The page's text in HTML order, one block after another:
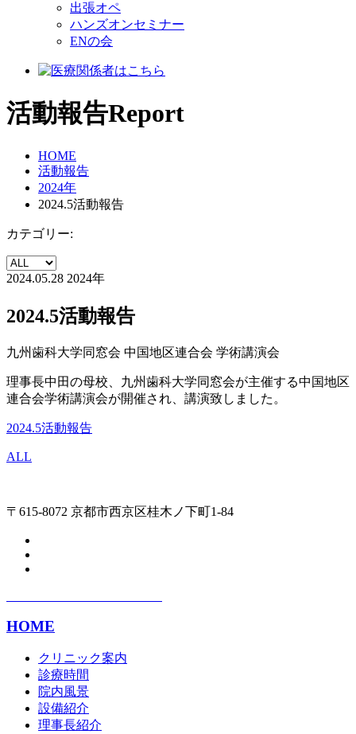
出張オペ
ハンズオンセミナー
ENの会
活動報告Report
HOME
活動報告
2024年
2024.5活動報告
カテゴリー:
2024.05.28 2024年
2024.5活動報告
九州歯科大学同窓会 中国地区連合会 学術講演会
理事長中田の母校、九州歯科大学同窓会が主催する中国地区
連合会学術講演会が開催され、講演致しました。
2024.5活動報告
ALL
〒615-8072 京都市西京区桂木ノ下町1-84
HOME
クリニック案内
診療時間
院内風景
設備紹介
理事長紹介